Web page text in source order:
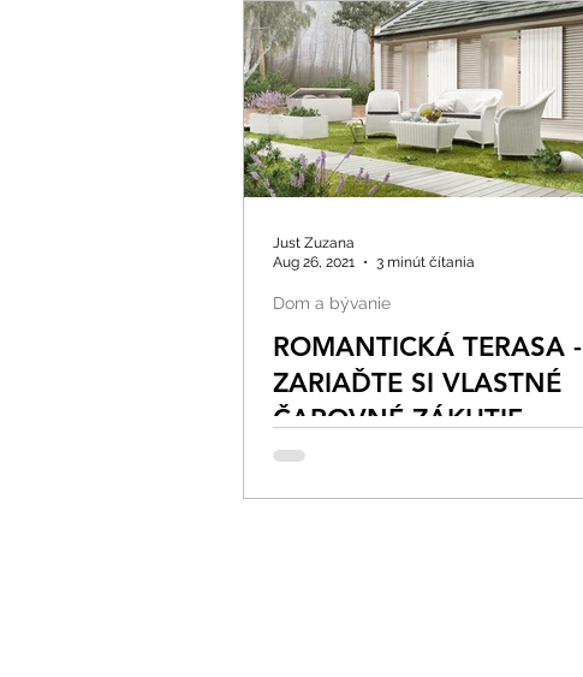
ROMANTICKÁ TERASA -
ZARIAĎTE SI VLASTNÉ
ČAROVNÉ ZÁKUTIE
Dom a bývanie
Just Zuzana
Aug 26, 2021
3 minút čítania